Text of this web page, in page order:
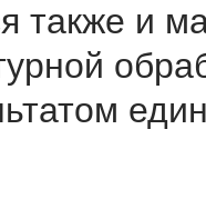
также и